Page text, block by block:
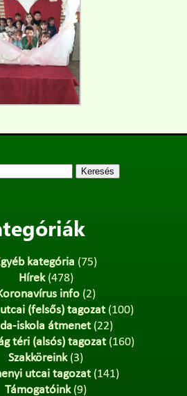
kategória (75)
Hírek(478)
info(2)
(felsős) tagozat(100)
iskola átmenet(22)
téri (alsós) tagozat(160)
Szakköreink(3)
utcai tagozat(141)
Támogatóink(9)